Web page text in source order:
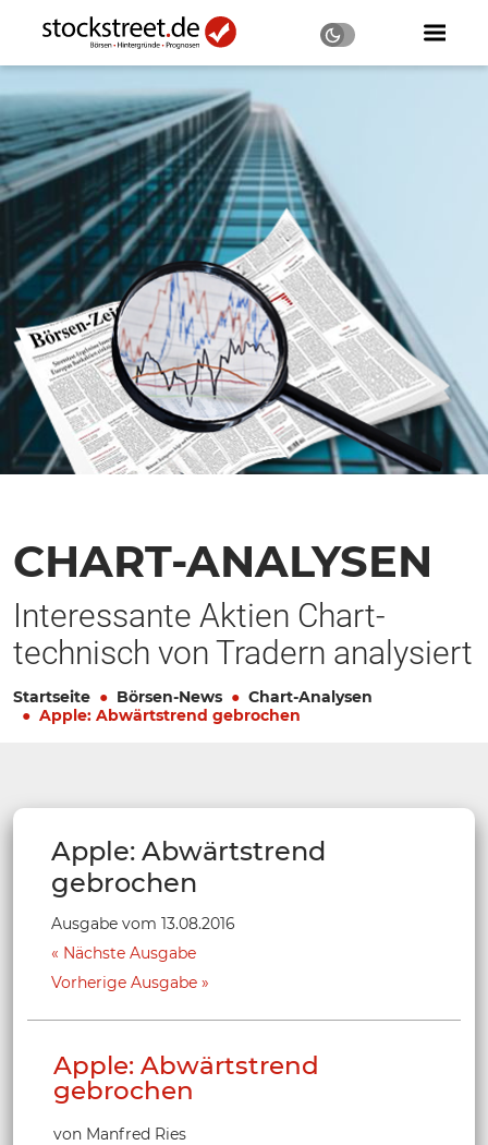
CHART-ANALYSEN
Interessante Aktien Chart-
technisch von Tradern analysiert
Startseite Börsen-News
Chart-Analysen
Apple: Abwärtstrend gebrochen
Apple: Abwärtstrend
gebrochen
Ausgabe vom 13.08.2016
Nächste Ausgabe
Vorherige Ausgabe
Apple: Abwärtstrend
gebrochen
von Manfred Ries